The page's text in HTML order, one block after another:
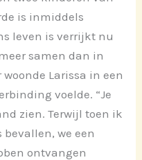
is inmiddels
leven is verrijkt nu
samen dan in
Larissa in een
voelde. “Je
zien. Terwijl toen ik
we een
ontvangen